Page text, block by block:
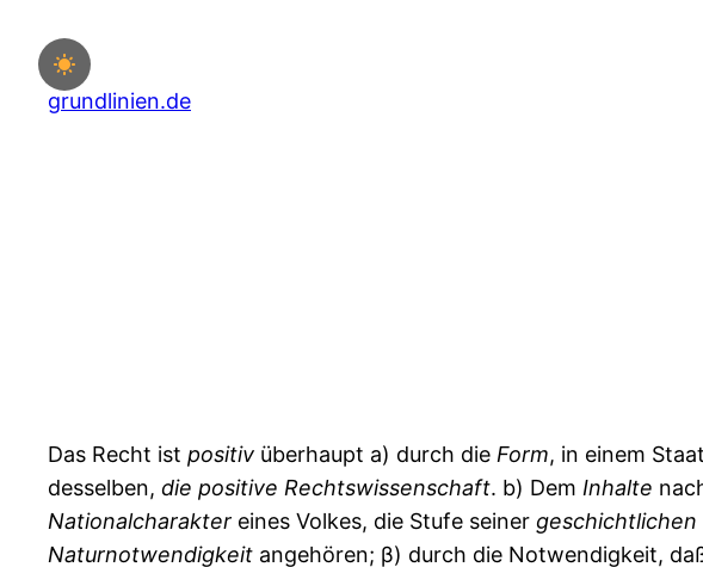
Inhalt
springen
grundlinien.de
Das Recht ist positiv überhaupt a) durch die Form, in einem
desselben, die positive Rechtswissenschaft. b) Dem Inhalte
Nationalcharakter eines Volkes, die Stufe seiner geschichtlichen
Naturnotwendigkeit angehören; β) durch die Notwendigkeit,